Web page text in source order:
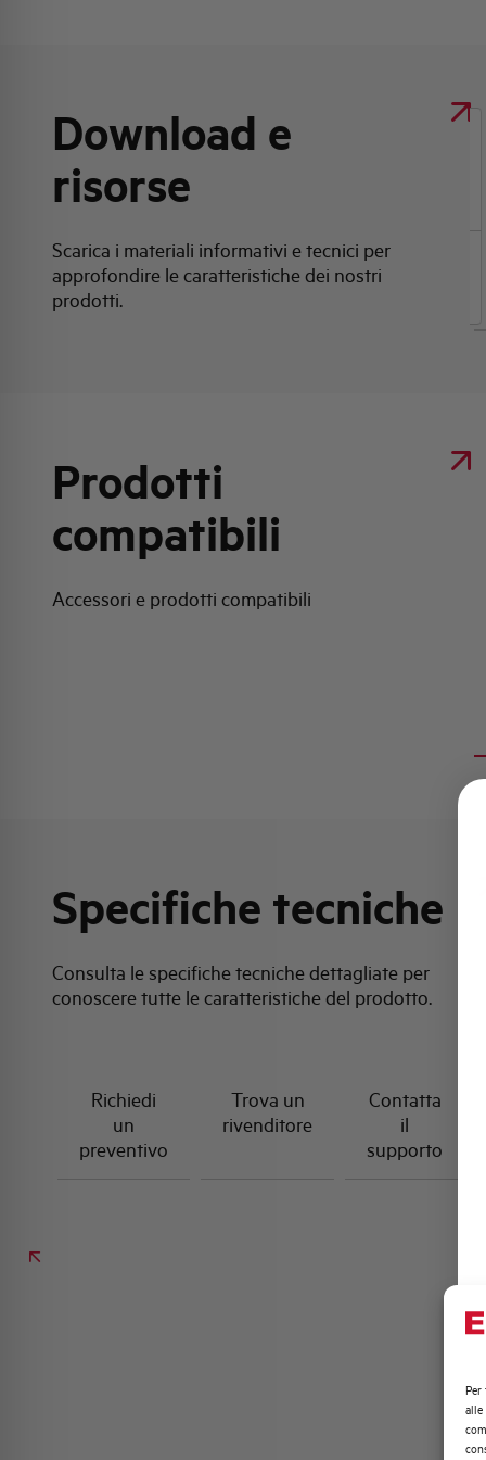
Per
alle
Download e
risorse
Scarica i materiali informativi e tecnici per
approfondire le caratteristiche dei nostri
prodotti.
Clicca qui per scaricare: Scheda tecnica
prodotto
Scheda tecnica prodotto
Prodotti
compatibili
Accessori e prodotti compatibili
Specifiche tecniche
Consulta le specifiche tecniche dettagliate per
conoscere tutte le caratteristiche del prodotto.
Richiedi
un
preventivo
Trova un
rivenditore
Contatta
il
supporto